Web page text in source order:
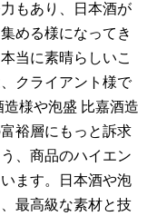
もあり、日本酒が
める様になってき
当に素晴らしいこ
クライアント様で
様や泡盛 比嘉酒造
裕層にもっと訴求
、商品のハイエン
ます。日本酒や泡
最高級な素材と技